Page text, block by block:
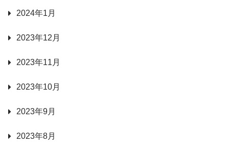
2024年1月
2023年12月
2023年11月
2023年10月
2023年9月
2023年8月